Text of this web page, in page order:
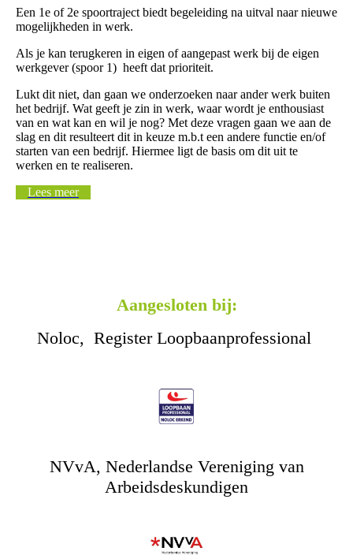
Een 1e of 2e spoortraject biedt begeleiding na uitval naar nieuwe
mogelijkheden in werk.
Als je kan terugkeren in eigen of aangepast werk bij de eigen
werkgever (spoor 1) heeft dat prioriteit.
Lukt dit niet, dan gaan we onderzoeken naar ander werk buiten
het bedrijf. Wat geeft je zin in werk, waar wordt je enthousiast
van en wat kan en wil je nog? Met deze vragen gaan we aan de
slag en dit resulteert dit in keuze m.b.t een andere functie en/of
starten van een bedrijf. Hiermee ligt de basis om dit uit te
werken en te realiseren.
Lees meer
Aangesloten bij:
Noloc, Register Loopbaanprofessional
NVvA, Nederlandse Vereniging van
Arbeidsdeskundigen